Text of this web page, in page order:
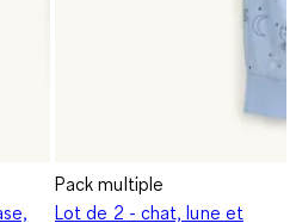
Pack multiple
Lot de 2 - chat, lune et